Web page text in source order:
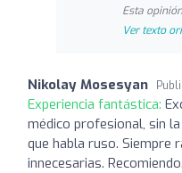
Esta
Ver texto
Nikolay Mosesyan
Experiencia fantástica:
médico profesional, sin
que habla ruso. Siempre
innecesarias. Recomiendo.